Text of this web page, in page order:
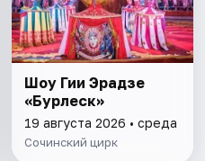
Шоу Гии Эрадзе
«Бурлеск»
19 августа 2026 • среда
Сочинский цирк